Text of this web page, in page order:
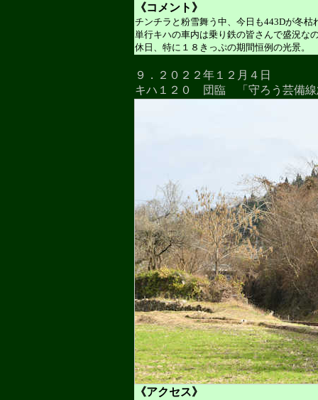
《コメント》
チンチラと粉雪舞う中、今日も443Dが冬枯
単行キハの車内は乗り鉄の皆さんで盛況な
休日、特に１８きっぷの期間恒例の光景。
９．２０２２年１２月４日
キハ１２０ 団臨 「守ろう芸備線
《アクセス》